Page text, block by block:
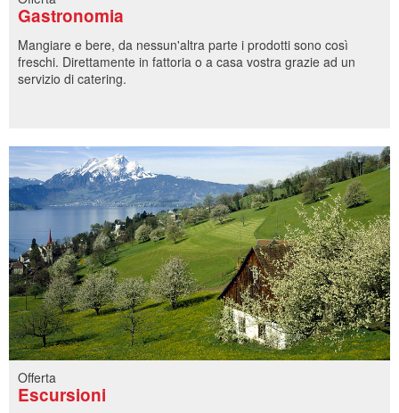
Gastronomia
Mangiare e bere, da nessun'altra parte i prodotti sono così
freschi. Direttamente in fattoria o a casa vostra grazie ad un
servizio di catering.
Offerta
Escursioni